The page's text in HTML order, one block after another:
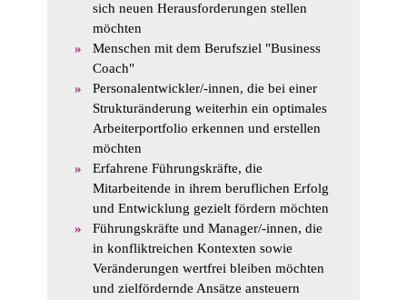
sich neuen Herausforderungen stellen
möchten
Menschen mit dem Berufsziel "Business
Coach"
Personalentwickler/-innen, die bei einer
Strukturänderung weiterhin ein optimales
Arbeiterportfolio erkennen und erstellen
möchten
Erfahrene Führungskräfte, die
Mitarbeitende in ihrem beruflichen Erfolg
und Entwicklung gezielt fördern möchten
Führungskräfte und Manager/-innen, die
in konfliktreichen Kontexten sowie
Veränderungen wertfrei bleiben möchten
und zielfördernde Ansätze ansteuern